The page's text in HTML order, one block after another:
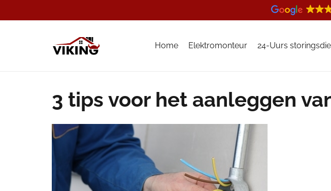
Home Elektromonteur 24-Uurs
3 tips voor het aanleggen